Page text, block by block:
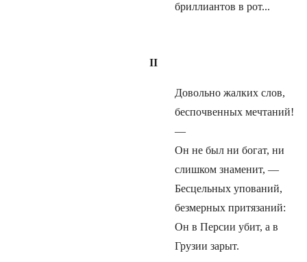
бриллиантов в рот...
II
Довольно жалких слов,
беспочвенных мечтаний!
—
Он не был ни богат, ни
слишком знаменит, —
Бесцельных упований,
безмерных притязаний:
Он в Персии убит, а в
Грузии зарыт.